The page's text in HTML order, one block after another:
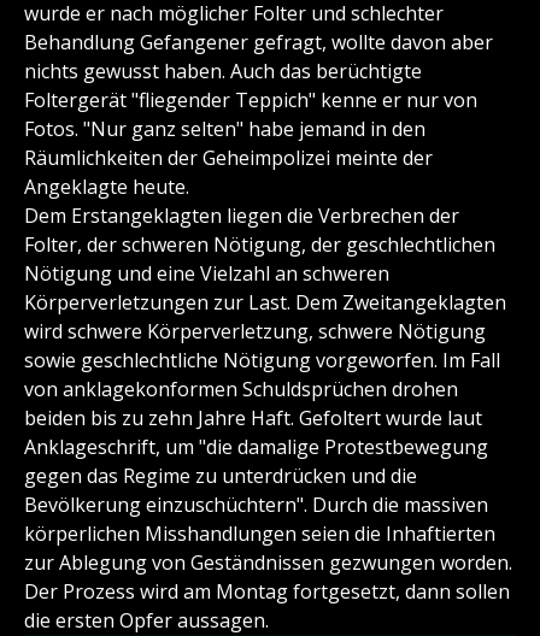
wurde er nach möglicher Folter und schlechter
Behandlung Gefangener gefragt, wollte davon aber
nichts gewusst haben. Auch das berüchtigte
Foltergerät "fliegender Teppich" kenne er nur von
Fotos. "Nur ganz selten" habe jemand in den
Räumlichkeiten der Geheimpolizei meinte der
Angeklagte heute.
Dem Erstangeklagten liegen die Verbrechen der
Folter, der schweren Nötigung, der geschlechtlichen
Nötigung und eine Vielzahl an schweren
Körperverletzungen zur Last. Dem Zweitangeklagten
wird schwere Körperverletzung, schwere Nötigung
sowie geschlechtliche Nötigung vorgeworfen. Im Fall
von anklagekonformen Schuldsprüchen drohen
beiden bis zu zehn Jahre Haft. Gefoltert wurde laut
Anklageschrift, um "die damalige Protestbewegung
gegen das Regime zu unterdrücken und die
Bevölkerung einzuschüchtern". Durch die massiven
körperlichen Misshandlungen seien die Inhaftierten
zur Ablegung von Geständnissen gezwungen worden.
Der Prozess wird am Montag fortgesetzt, dann sollen
die ersten Opfer aussagen.